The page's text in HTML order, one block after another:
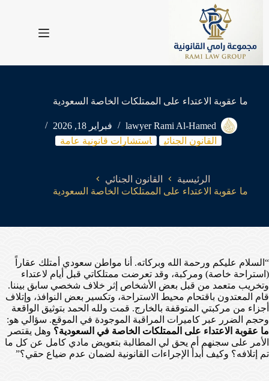
ما عقوبة الاعتداء على الممتلكات الخاصة السعودية
lawyer Rami Al-Hamed
فبراير 18, 2026
القانون الجنائي
استشارات قانونية عامة
الرئيسية
القانون الجنائي
ما عقوبة الاعتداء على الممتلكات الخاصة السعودية
“السلام عليكم ورحمة الله وبركاته. أنا مواطن سعودي أمتلك عقاراً
(استراحة خاصة) ومركبة، وقد تعرضت ممتلكاتي قبل أيام لاعتداء
وتخريب متعمد من قبل بعض الأشخاص إثر خلاف شخصي سابق بيننا.
قام المعتدون باقتحام محيط الاستراحة، وتكسير بعض النوافذ، وإتلاف
أجزاء من مركبتي المتوقفة بالخارج. قمت ولله الحمد بتوثيق الواقعة
وحجم الضرر عبر كاميرات المراقبة الموجودة في الموقع. سؤالي هو:
ما عقوبة الاعتداء على الممتلكات الخاصة في السعودية؟ وهل يقتصر
الأمر على سجنهم أم يحق لي المطالبة بتعويض مادي كامل عن كل ما
تم إتلافه؟ وكيف أبدأ الإجراءات القانونية لضمان عدم ضياع حقي؟”